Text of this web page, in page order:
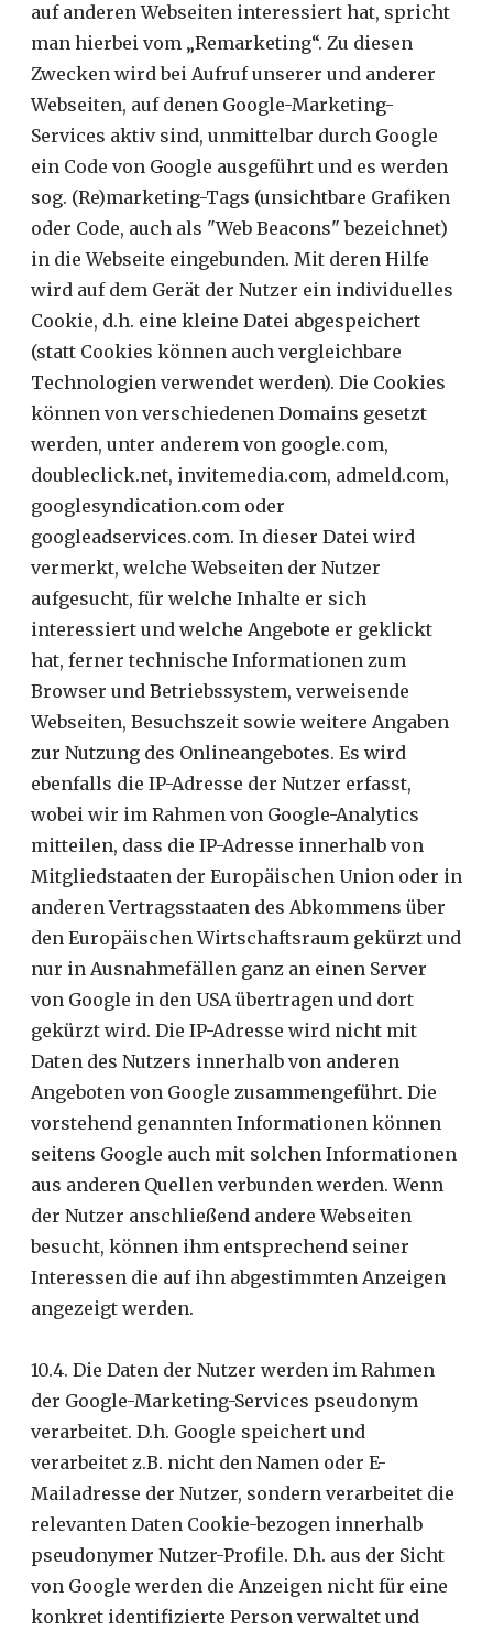
auf anderen Webseiten interessiert hat, spricht
man hierbei vom „Remarketing“. Zu diesen
Zwecken wird bei Aufruf unserer und anderer
Webseiten, auf denen Google-Marketing-
Services aktiv sind, unmittelbar durch Google
ein Code von Google ausgeführt und es werden
sog. (Re)marketing-Tags (unsichtbare Grafiken
oder Code, auch als "Web Beacons" bezeichnet)
in die Webseite eingebunden. Mit deren Hilfe
wird auf dem Gerät der Nutzer ein individuelles
Cookie, d.h. eine kleine Datei abgespeichert
(statt Cookies können auch vergleichbare
Technologien verwendet werden). Die Cookies
können von verschiedenen Domains gesetzt
werden, unter anderem von google.com,
doubleclick.net, invitemedia.com, admeld.com,
googlesyndication.com oder
googleadservices.com. In dieser Datei wird
vermerkt, welche Webseiten der Nutzer
aufgesucht, für welche Inhalte er sich
interessiert und welche Angebote er geklickt
hat, ferner technische Informationen zum
Browser und Betriebssystem, verweisende
Webseiten, Besuchszeit sowie weitere Angaben
zur Nutzung des Onlineangebotes. Es wird
ebenfalls die IP-Adresse der Nutzer erfasst,
wobei wir im Rahmen von Google-Analytics
mitteilen, dass die IP-Adresse innerhalb von
Mitgliedstaaten der Europäischen Union oder in
anderen Vertragsstaaten des Abkommens über
den Europäischen Wirtschaftsraum gekürzt und
nur in Ausnahmefällen ganz an einen Server
von Google in den USA übertragen und dort
gekürzt wird. Die IP-Adresse wird nicht mit
Daten des Nutzers innerhalb von anderen
Angeboten von Google zusammengeführt. Die
vorstehend genannten Informationen können
seitens Google auch mit solchen Informationen
aus anderen Quellen verbunden werden. Wenn
der Nutzer anschließend andere Webseiten
besucht, können ihm entsprechend seiner
Interessen die auf ihn abgestimmten Anzeigen
angezeigt werden.
10.4. Die Daten der Nutzer werden im Rahmen
der Google-Marketing-Services pseudonym
verarbeitet. D.h. Google speichert und
verarbeitet z.B. nicht den Namen oder E-
Mailadresse der Nutzer, sondern verarbeitet die
relevanten Daten Cookie-bezogen innerhalb
pseudonymer Nutzer-Profile. D.h. aus der Sicht
von Google werden die Anzeigen nicht für eine
konkret identifizierte Person verwaltet und